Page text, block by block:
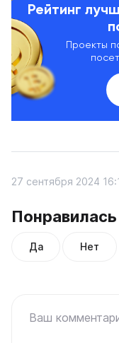
Рейтинг
Проекты
Да Нет
27 сентября 2024
Ваш